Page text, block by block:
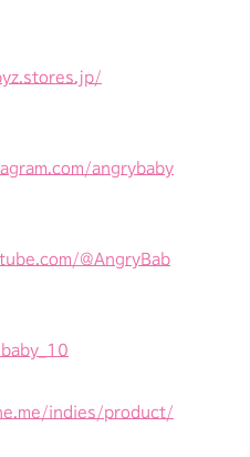
angrybaby
@AngryBab
indies/product/